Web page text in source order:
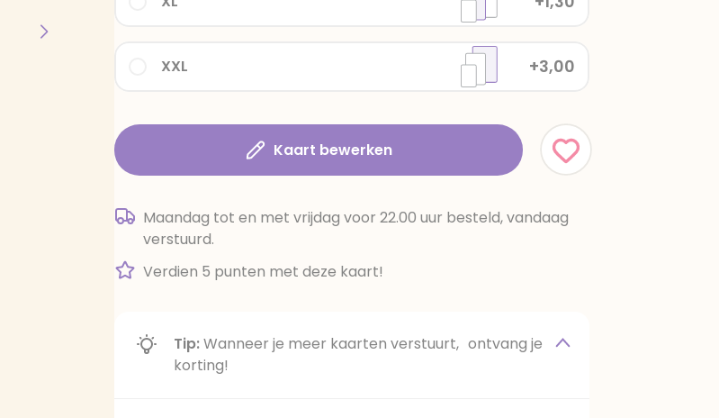
XXL +3,00
Kaart bewerken
Maandag tot en met vrijdag voor 22.00 uur besteld, vandaag
verstuurd.
Verdien 5 punten met deze kaart!
Tip:Wanneer je meer kaarten verstuurt, ontvang je
korting!